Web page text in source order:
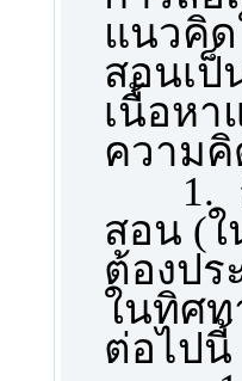
แนวคิ
สอนเป็
เนื้อห
ความ
1.
สอน (
ต้องปร
ในทิศ
ต่อไปนี้